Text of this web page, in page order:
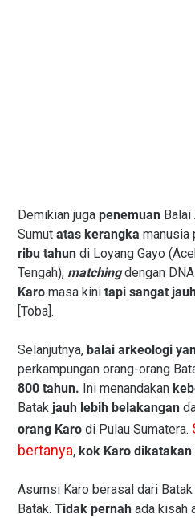
Demikian juga penemuan
Sumut atas kerangka manusia
ribu tahun di Loyang Gayo
Tengah), matchingdengan
Karo masa kini tapi sangat
[Toba].
Selanjutnya, balai arkeologi
perkampungan orang-orang
800 tahun. Ini menandakan
Batak jauh lebih belakangan
orang Karo di Pulau Sumatera.
bertanya, kok Karo
Asumsi Karo berasal dari Batak
Batak. Tidak pernah ada kisah